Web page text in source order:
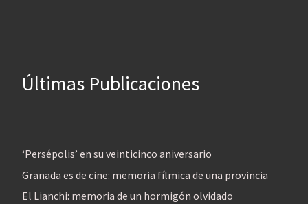
Últimas Publicaciones
‘Persépolis’ en su veinticinco aniversario
Granada es de cine: memoria fílmica de una provincia
El Lianchi: memoria de un hormigón olvidado